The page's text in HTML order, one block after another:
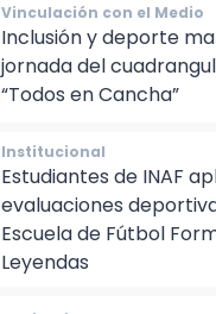
Vinculación con el Medio
Inclusión y deporte
jornada del
Institucional
Estudiantes de INAF
evaluaciones
Escuela de Fútbol
Leyendas